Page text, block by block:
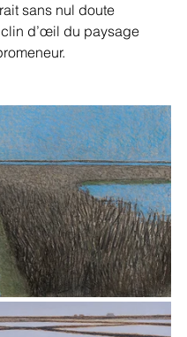
sans nul doute
d’œil du paysage